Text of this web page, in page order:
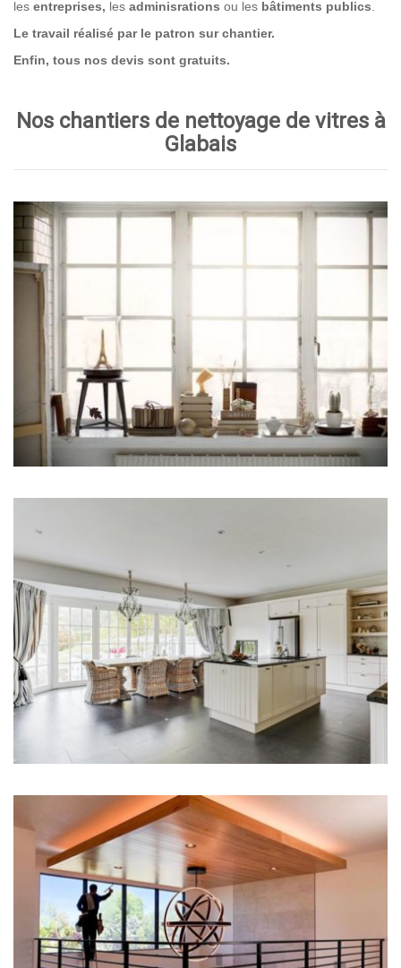
les entreprises, les adminisrations ou les bâtiments publics
Le travail réalisé par le patron sur chantier.
Enfin, tous nos devis sont gratuits.
Nos chantiers de nettoyage de vitres à
Glabais